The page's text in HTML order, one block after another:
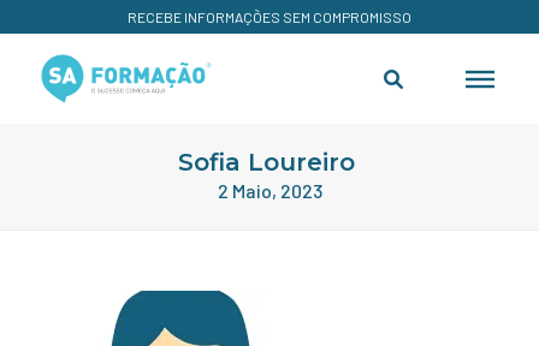
RECEBE INFORMAÇÕES SEM COMPROMISSO
Sofia Loureiro
2 Maio, 2023